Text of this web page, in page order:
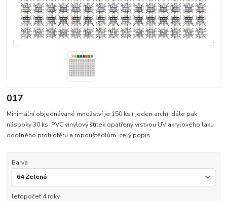
017
Minimální objednávané množství je 150 ks ( jeden arch). dále pak
násobky 30 ks. PVC vinylový štítek opatřený vrstvou UV akrylového laku
odolného proti otěru a ropouštědlům. celý popis
Barva
letopočet 4 roky